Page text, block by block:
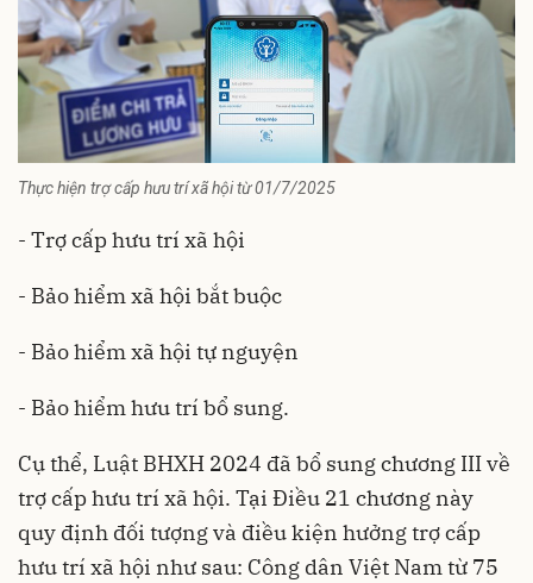
Thực hiện trợ cấp hưu trí xã hội từ 01/7/2025
- Trợ cấp hưu trí xã hội
- Bảo hiểm xã hội bắt buộc
- Bảo hiểm xã hội tự nguyện
- Bảo hiểm hưu trí bổ sung.
Cụ thể, Luật BHXH 2024 đã bổ sung chương III về
trợ cấp hưu trí xã hội. Tại Điều 21 chương này
quy định đối tượng và điều kiện hưởng trợ cấp
hưu trí xã hội như sau: Công dân Việt Nam từ 75